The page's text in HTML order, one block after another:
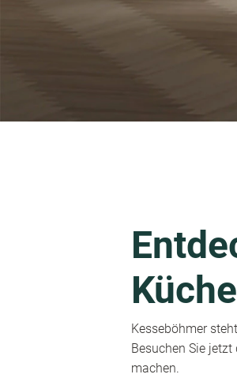
Kesseböhmer
Besuchen Sie
machen.